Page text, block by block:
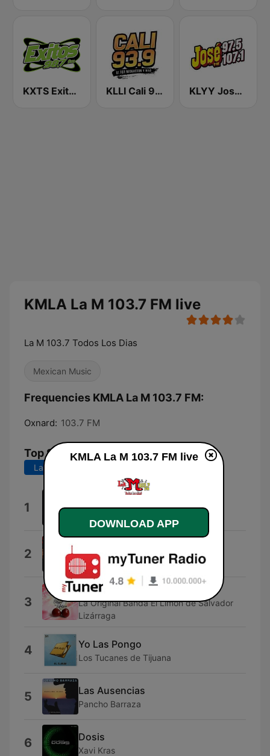
KXTS Exitos 98.7 FM KLLI Cali 93.9 FM KLYY José 97.5 y 107.1
KMLA La M 103.7 FM live
La M 103.7 Todos Los Dias
Mexican Music
Frequencies KMLA La M 103.7 FM:
Oxnard: 103.7 FM
Top Songs
Last 7 days
1
2 Fuerza Regida
3
Mambo Limón
La Original Banda El Limón de Salvador
Lizárraga
4 Yo Las Pongo
Los Tucanes de Tijuana
5 Las Ausencias
Pancho Barraza
6 Dosis
Xavi Kras
KMLA La M 103.7 FM live
DOWNLOAD APP